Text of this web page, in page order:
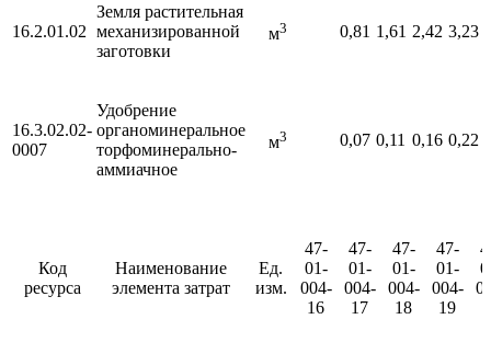
16.2.01.02
Земля растительная
механизированной
заготовки
м3 0,81 1,61 2,42 3,23
16.3.02.02-
0007
Удобрение
органоминеральное
торфоминерально-
аммиачное
м3 0,07 0,11 0,16 0,22
Код
ресурса
Наименование
элемента затрат
Ед.
изм.
47-
01-
004-
16
47-
01-
004-
17
47-
01-
004-
18
47-
01-
004-
19